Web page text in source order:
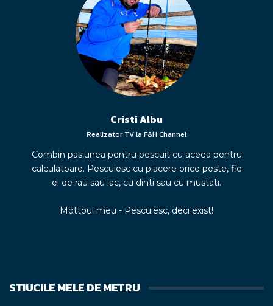
Cristi Albu
Realizator TV la F&H Channel
Combin pasiunea pentru pescuit cu aceea pentru
calculatoare. Pescuiesc cu placere orice peste, fie
el de rau sau lac, cu dinti sau cu mustati.
Mottoul meu - Pescuiesc, deci exist!
STIUCILE MELE DE METRU